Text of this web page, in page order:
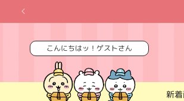
ンツに
進む
こんにちはッ！ゲストさん
新